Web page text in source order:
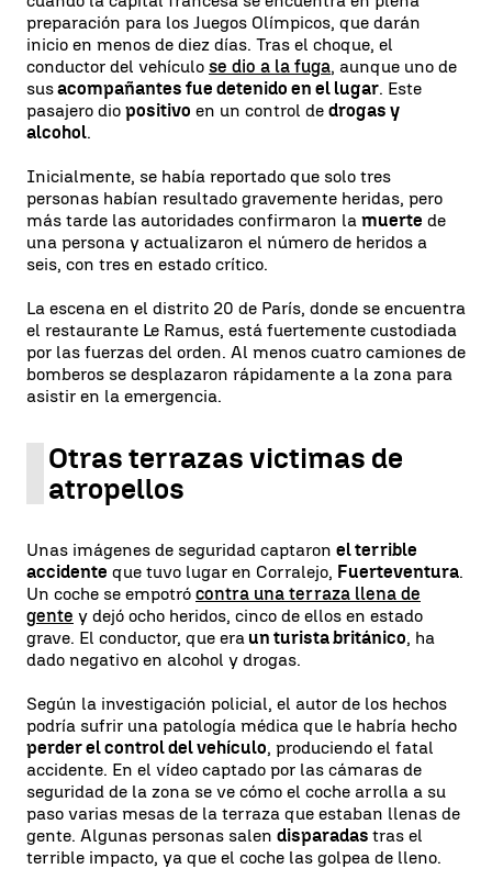
preparación para los Juegos Olímpicos, que darán
inicio en menos de diez días. Tras el choque, el
conductor del vehículo se dio a la fuga, aunque uno de
susacompañantes fue detenido en el lugar. Este
pasajero dio positivo en un control de drogas y
alcohol.
Inicialmente, se había reportado que solo tres
personas habían resultado gravemente heridas, pero
más tarde las autoridades confirmaron la muerte de
una persona y actualizaron el número de heridos a
seis, con tres en estado crítico.
La escena en el distrito 20 de París, donde se encuentra
el restaurante Le Ramus, está fuertemente custodiada
por las fuerzas del orden. Al menos cuatro camiones de
bomberos se desplazaron rápidamente a la zona para
asistir en la emergencia.
Otras terrazas victimas de
atropellos
Unas imágenes de seguridad captaron el terrible
accidente que tuvo lugar en Corralejo, Fuerteventura.
Un coche se empotró contra una terraza llena de
gente y dejó ocho heridos, cinco de ellos en estado
grave. El conductor, que era un turista británico, ha
dado negativo en alcohol y drogas.
Según la investigación policial, el autor de los hechos
podría sufrir una patología médica que le habría hecho
perder el control del vehículo, produciendo el fatal
accidente. En el vídeo captado por las cámaras de
seguridad de la zona se ve cómo el coche arrolla a su
paso varias mesas de la terraza que estaban llenas de
gente. Algunas personas salen disparadas tras el
terrible impacto, ya que el coche las golpea de lleno.